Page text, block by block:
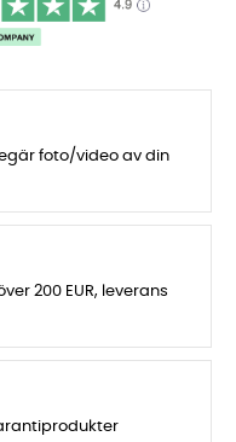
foto/video av din
200 EUR, leverans